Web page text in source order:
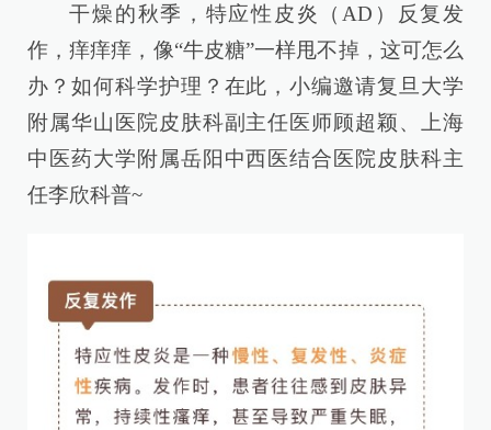
干燥的秋季，特应性皮炎（AD）反复发
作，痒痒痒，像“牛皮糖”一样甩不掉，这可怎么
办？如何科学护理？在此，小编邀请复旦大学
附属华山医院皮肤科副主任医师顾超颖、上海
中医药大学附属岳阳中西医结合医院皮肤科主
任李欣科普~